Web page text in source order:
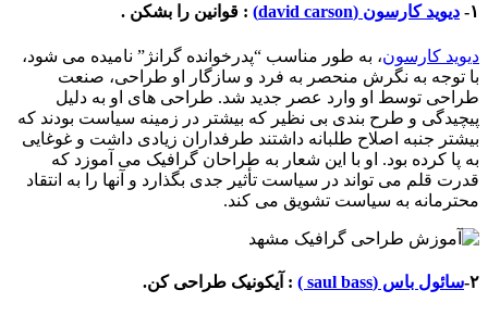
۱- دیوید کارسون (david carson) : قوانین را بشکن .
دیوید کارسون، به طور مناسب “پدرخوانده گرانژ” نامیده می شود،
با توجه به نگرش منحصر به فرد و سازگار او طراحی، صنعت
طراحی توسط او وارد عصر جدید شد. طراحی های او به دلیل
پیچیدگی و طرح بندی بی نظیر که بیشتر در زمینه سیاست بودند که
بیشتر جنبه اصلاح طلبانه داشتند طرفداران زیادی داشت و غوغایی
به پا کرده بود. او با این شعار به طراحان گرافیک می آموزد که
قدرت قلم می تواند در سیاست تأثیر جدی بگذارد و آنها را به انتقاد
محترمانه به سیاست تشویق می کند.
۲- سائول باس (saul bass ) : آیکونیک طراحی کن.